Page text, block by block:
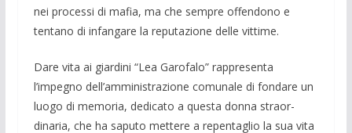
nei processi di mafia, ma che sempre offendono e
tenta­no di infangare la reputazione delle vitti­me.
Dare vita ai giardini “Lea Garofalo” rappresenta
l’impegno dell’amministra­zione comunale di fondare un
luogo di memoria, dedicato a questa donna straor­
dinaria, che ha saputo mettere a repenta­glio la sua vita